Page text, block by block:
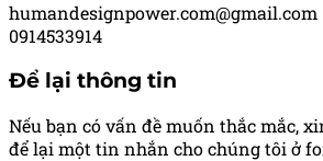
humandesignpower.com@gmail.com
0914533914
Để lại thông tin
Nếu bạn có vấn đề muốn thắc mắc,
để lại một tin nhắn cho chúng tôi ở